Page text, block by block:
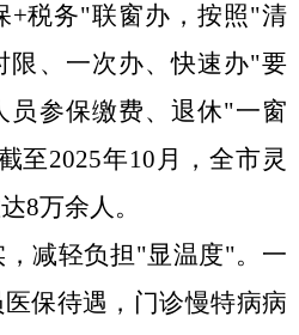
+税务"联窗办 ，按照"清
限、一次办、快速办"要
员参保缴费、退休"一窗
至2025年10月，全市灵
8万余人。
减轻负担 "显温度"。 一
保待遇，门诊慢特病病